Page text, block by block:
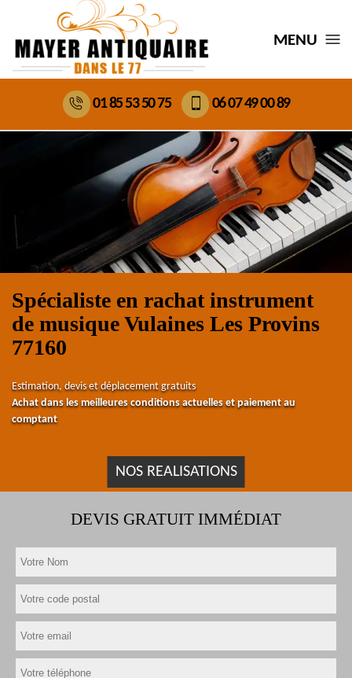
MENU
01 85 53 50 75 06 07 49 00 89
Spécialiste en rachat instrument
de musique Vulaines Les Provins
77160
Estimation, devis et déplacement gratuits
Achat dans les meilleures conditions actuelles et paiement au
comptant
NOS REALISATIONS
DEVIS GRATUIT IMMÉDIAT